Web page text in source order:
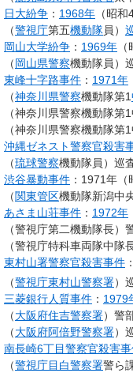
日大紛争 ： 1968年 （昭
（警視庁第五機動隊員）
岡山大学紛争 ： 1969年
（岡山県警察機動隊員）
東峰十字路事件 ： 1971年
（神奈川県警察機動隊第1
（神奈川県警察機動隊
（神奈川県警察機動隊
沖縄ゼネスト警察官殺害
（琉球警察機動隊員）巡
渋谷暴動事件 ：1971年
（関東管区機動隊新潟中
あさま山荘事件 ： 1972年
（警視庁第二機動隊長）
（警視庁特科車両隊中隊
東村山署警察官殺害事件 ：
（警視庁東村山警察署）
三菱銀行人質事件 ： 1979
（大阪府住吉警察署）警
（大阪府阿倍野警察署）
南長崎6丁目警察官殺害
（警視庁目白警察署警ら